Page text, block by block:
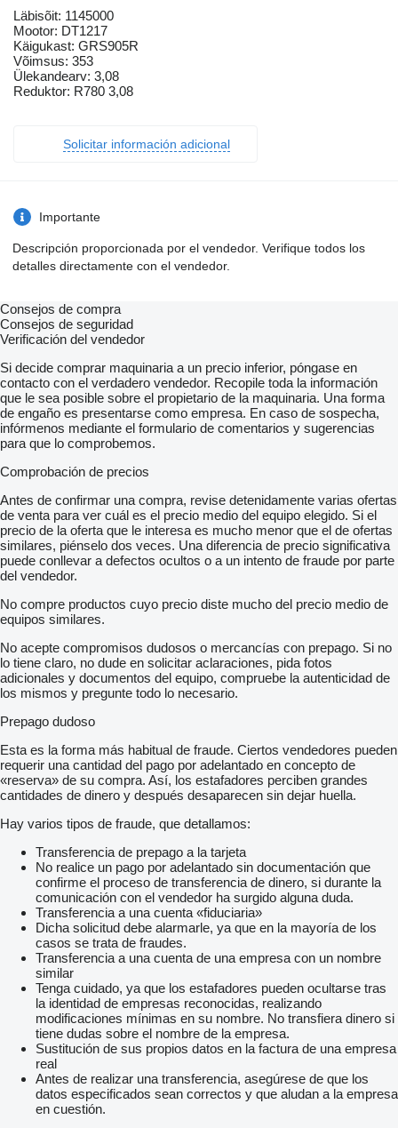
Läbisõit: 1145000
Mootor: DT1217
Käigukast: GRS905R
Võimsus: 353
Ülekandearv: 3,08
Reduktor: R780 3,08
Solicitar información adicional
Importante
Descripción proporcionada por el vendedor. Verifique todos los
detalles directamente con el vendedor.
Consejos de compra
Consejos de seguridad
Verificación del vendedor
Si decide comprar maquinaria a un precio inferior, póngase en
contacto con el verdadero vendedor. Recopile toda la información
que le sea posible sobre el propietario de la maquinaria. Una forma
de engaño es presentarse como empresa. En caso de sospecha,
infórmenos mediante el formulario de comentarios y sugerencias
para que lo comprobemos.
Comprobación de precios
Antes de confirmar una compra, revise detenidamente varias ofertas
de venta para ver cuál es el precio medio del equipo elegido. Si el
precio de la oferta que le interesa es mucho menor que el de ofertas
similares, piénselo dos veces. Una diferencia de precio significativa
puede conllevar a defectos ocultos o a un intento de fraude por parte
del vendedor.
No compre productos cuyo precio diste mucho del precio medio de
equipos similares.
No acepte compromisos dudosos o mercancías con prepago. Si no
lo tiene claro, no dude en solicitar aclaraciones, pida fotos
adicionales y documentos del equipo, compruebe la autenticidad de
los mismos y pregunte todo lo necesario.
Prepago dudoso
Esta es la forma más habitual de fraude. Ciertos vendedores pueden
requerir una cantidad del pago por adelantado en concepto de
«reserva» de su compra. Así, los estafadores perciben grandes
cantidades de dinero y después desaparecen sin dejar huella.
Hay varios tipos de fraude, que detallamos:
Transferencia de prepago a la tarjeta
No realice un pago por adelantado sin documentación que
confirme el proceso de transferencia de dinero, si durante la
comunicación con el vendedor ha surgido alguna duda.
Transferencia a una cuenta «fiduciaria»
Dicha solicitud debe alarmarle, ya que en la mayoría de los
casos se trata de fraudes.
Transferencia a una cuenta de una empresa con un nombre
similar
Tenga cuidado, ya que los estafadores pueden ocultarse tras
la identidad de empresas reconocidas, realizando
modificaciones mínimas en su nombre. No transfiera dinero si
tiene dudas sobre el nombre de la empresa.
Sustitución de sus propios datos en la factura de una empresa
real
Antes de realizar una transferencia, asegúrese de que los
datos especificados sean correctos y que aludan a la empresa
en cuestión.